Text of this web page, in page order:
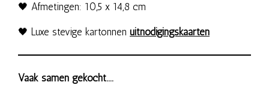
🖤 Afmetingen: 10,5 x 14,8 cm
🖤 Luxe stevige kartonnen uitnodigingskaarten
Vaak samen gekocht....